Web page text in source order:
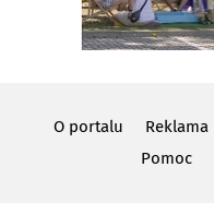
O portalu Reklama
Pomoc